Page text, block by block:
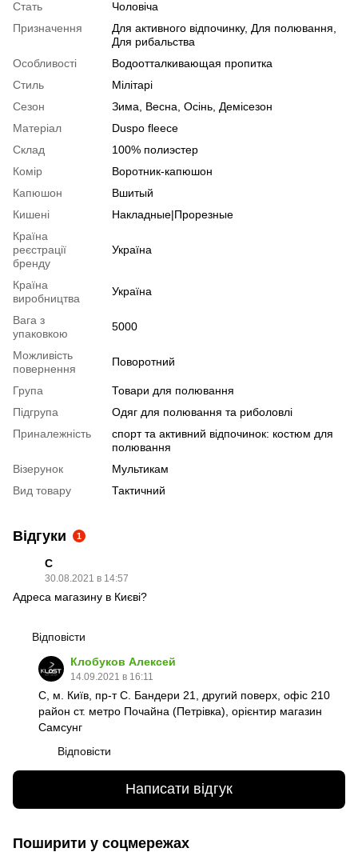
Стать
Чоловіча
Призначення
Для активного відпочинку, Для полювання,
Для рибальства
Особливості
Водоотталкивающая пропитка
Стиль
Мілітарі
Сезон
Зима, Весна, Осінь, Демісезон
Матеріал
Duspo fleece
Склад
100% полиэстер
Комір
Воротник-капюшон
Капюшон
Вшитый
Кишені
Накладные|Прорезные
Країна
реєстрації
бренду
Україна
Країна
виробництва
Україна
Вага з
упаковкою
5000
Можливість
повернення
Поворотний
Група
Товари для полювання
Підгрупа
Одяг для полювання та риболовлі
Приналежність
спорт та активний відпочинок: костюм для
полювання
Візерунок
Мультикам
Вид товару
Тактичний
Відгуки 1
С
30.08.2021 в 14:57
Адреса магазину в Києві?
Відповісти
Клобуков Алексей
14.09.2021 в 16:11
С, м. Київ, пр-т С. Бандери 21, другий поверх, офіс 210
район ст. метро Почайна (Петрівка), орієнтир магазин
Самсунг
Відповісти
Написати відгук
Поширити у соцмережах